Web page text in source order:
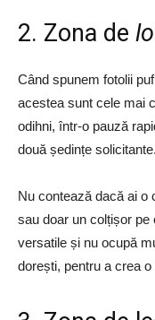
2. Zona de
Când spunem fotolii
acestea sunt cele mai
odihni, într-o pauză
două ședințe solicitante.
Nu contează dacă ai o
sau doar un colțișor pe
versatile și nu ocupă
dorești, pentru a crea